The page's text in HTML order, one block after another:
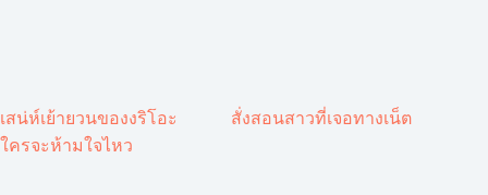
เสน่ห์เย้ายวนของงริโอะ
ใครจะห้ามใจไหว
สั่งสอนสาวที่เจอทางเน็ต